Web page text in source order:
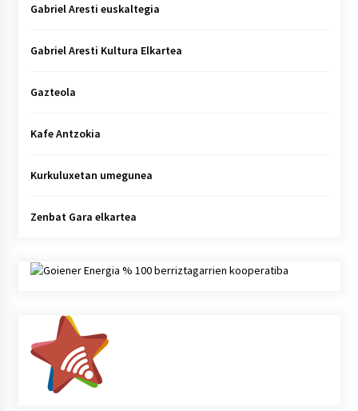
Gabriel Aresti euskaltegia
Gabriel Aresti Kultura Elkartea
Gazteola
Kafe Antzokia
Kurkuluxetan umegunea
Zenbat Gara elkartea